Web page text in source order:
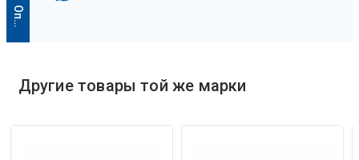
О
п
и
с
а
н
и
е
и
с
к
у
с
с
т
в
е
н
н
о
г
о
и
н
т
е
л
л
е
к
т
а
Другие товары той же марки